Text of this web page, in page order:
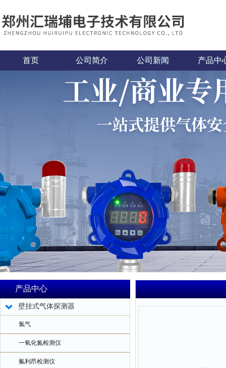
首页 公司简介 公司新闻 产品中
产品中心
壁挂式气体探测器
氯气
一氧化氮检测仪
氟利昂检测仪